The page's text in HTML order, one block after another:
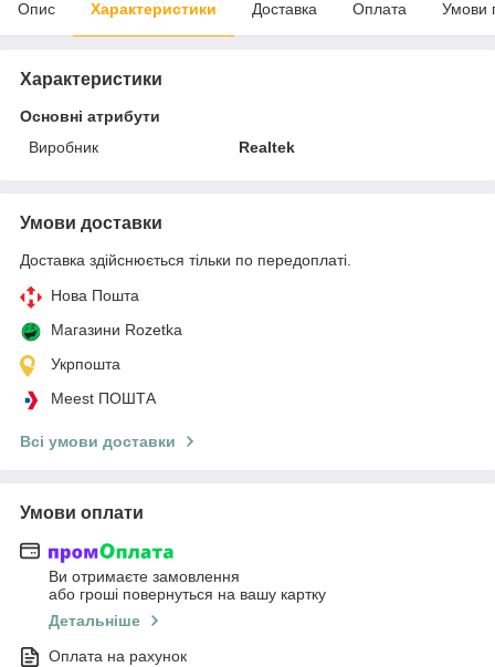
Опис Характеристики Доставка Оплата Умови
Характеристики
Основні атрибути
Виробник
Realtek
Умови доставки
Доставка здійснюється тільки по передоплаті.
Нова Пошта
Магазини Rozetka
Укрпошта
Meest ПОШТА
Всі умови доставки
Умови оплати
Ви отримаєте замовлення
або гроші повернуться на вашу картку
Детальніше
Оплата на рахунок